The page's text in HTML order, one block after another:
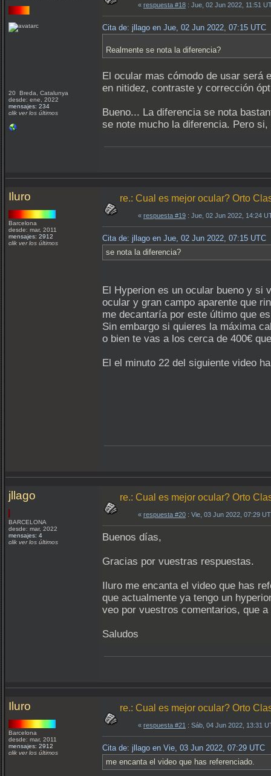
20 Breda, Catalunya
desde: ene, 2022
mensajes: 234
clik ver los últimos
« respuesta #18 : Jue, 02 Jun 2022, 11:51
Cita de: jllago en Jue, 02 Jun 2022, 07:15 UTC
Realmente se nota la diferencia?
El ocular mas cómodo de usar será
en nitidez, contraste y corrección
Bueno... La diferencia se nota
se note mucho la diferencia. Pero
Iluro
Barcelona
desde: mar, 2011
mensajes: 2912
clik ver los últimos
re.: Cual es mejor ocular? Orto
« respuesta #19 : Jue, 02 Jun 2022, 14:24
Cita de: jllago en Jue, 02 Jun 2022, 07:15 UTC
se nota la diferencia?
El Hyperion es un ocular bueno y si
ocular y gran campo aparente que
me decantaría por este último que
Sin embargo si quieres la máxima
o bien te vas a los cerca de 400€
El el minuto 22 del siguiente video
jllago
BARCELONA
desde: mar, 2022
mensajes: 4
clik ver los últimos
re.: Cual es mejor ocular? Orto
« respuesta #20 : Vie, 03 Jun 2022, 07:29
Buenos días,
Gracias por vuestras respuestas.
Iluro me encanta el video que has
que actualmente ya tengo un
veo por vuestros comentarios, que
Saludos
Iluro
Barcelona
desde: mar, 2011
mensajes: 2912
clik ver los últimos
re.: Cual es mejor ocular? Orto
« respuesta #21 : Sáb, 04 Jun 2022, 13:31
Cita de: jllago en Vie, 03 Jun 2022, 07:29 UTC
me encanta el video que has referenciado.